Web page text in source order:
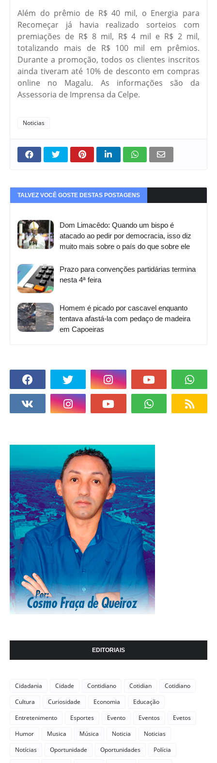
Além do prêmio de R$ 40 mil, o Energia para
Recomeçar já havia realizado sorteios com
premiações de R$ 8 mil, R$ 4 mil e R$ 2 mil,
totalizando mais de R$ 100 mil em prêmios.
Durante a promoção, todos os clientes inscritos
ainda tiveram até 10% de desconto em compras
online no Magalu. As informações são da
Assessoria de Imprensa da Celpe.
Noticias
TALVEZ VOCÊ GOSTE DESTAS POSTAGENS
Dom Limacêdo: Quando um bispo é
atacado ao pedir por democracia, isso diz
muito mais sobre o país do que sobre ele
Prazo para convenções partidárias termina
nesta 4ª feira
Homem é picado por cascavel enquanto
tentava afastá-la com pedaço de madeira
em Capoeiras
EDITORIAIS
Cidadania Cidade Contidiano Cotidian
Cotidiano
Cultura
Curiosidade Economia
Educação
Entretenimento
Esportes Evento Eventos
Evetos
Humor
Musica Música Noticia
Noticias
Notícias
Oportunidade Oportunidades
Polícia